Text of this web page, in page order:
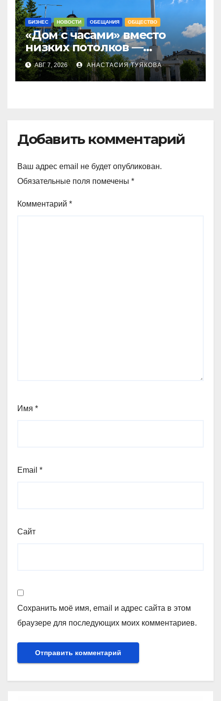
БИЗНЕС НОВОСТИ ОБЕЩАНИЯ ОБЩЕСТВО
«Дом с часами» вместо
низких потолков —
качество новостроек
раскритиковал аким СКО
АВГ 7, 2026 АНАСТАСИЯ ТУЯКОВА
Добавить комментарий
Ваш адрес email не будет опубликован.
Обязательные поля помечены *
Комментарий *
Имя *
Email *
Сайт
Сохранить моё имя, email и адрес сайта в этом
браузере для последующих моих комментариев.